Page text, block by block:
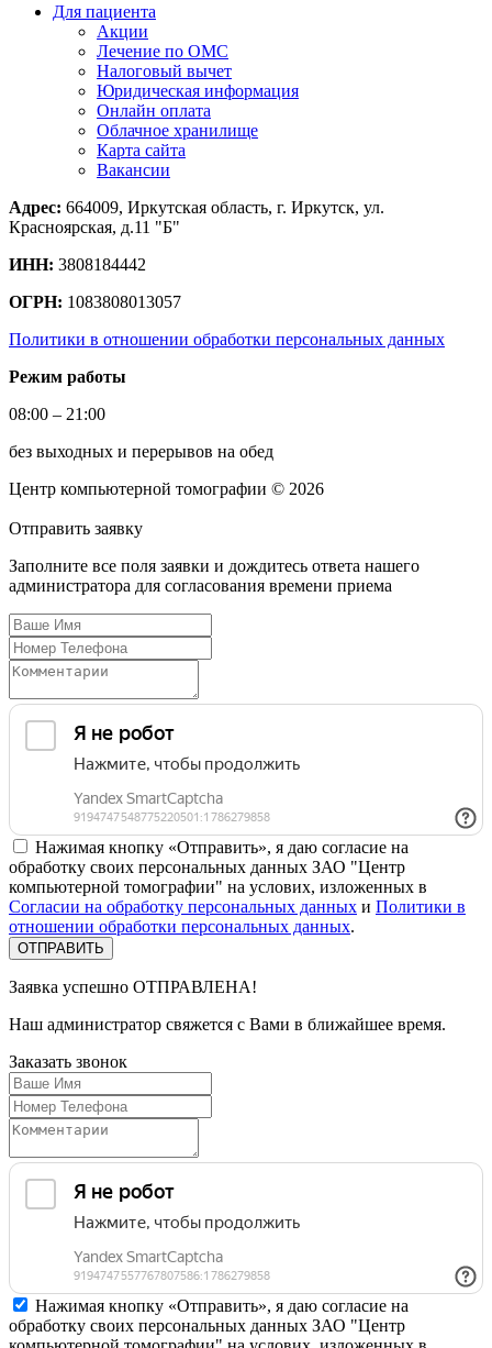
Для пациента
Акции
Лечение по ОМС
Налоговый вычет
Юридическая информация
Онлайн оплата
Облачное хранилище
Карта сайта
Вакансии
Адрес: 664009, Иркутская область, г. Иркутск, ул.
Красноярская, д.11 "Б"
ИНН: 3808184442
ОГРН: 1083808013057
Политики в отношении обработки персональных данных
Режим работы
08:00 – 21:00
без выходных и перерывов на обед
Центр компьютерной томографии © 2026
Отправить заявку
Заполните все поля заявки и дождитесь ответа нашего
администратора для согласования времени приема
Нажимая кнопку «Отправить», я даю согласие на
обработку своих персональных данных ЗАО "Центр
компьютерной томографии" на услових, изложенных в
Согласии на обработку персональных данных и Политики в
отношении обработки персональных данных.
Заявка успешно ОТПРАВЛЕНА!
Наш администратор свяжется с Вами в ближайшее время.
Заказать звонок
Нажимая кнопку «Отправить», я даю согласие на
обработку своих персональных данных ЗАО "Центр